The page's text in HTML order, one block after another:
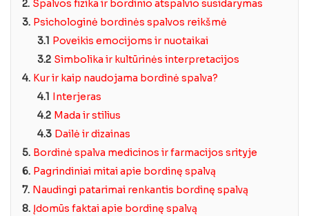
2. Spalvos fizika ir bordinio atspalvio susidarymas
3. Psichologinė bordinės spalvos reikšmė
3.1 Poveikis emocijoms ir nuotaikai
3.2 Simbolika ir kultūrinės interpretacijos
4. Kur ir kaip naudojama bordinė spalva?
4.1
Interjeras
4.2 Mada ir stilius
4.3 Dailė ir dizainas
5. Bordinė spalva medicinos ir farmacijos srityje
6. Pagrindiniai mitai apie bordinę spalvą
7. Naudingi patarimai renkantis bordinę spalvą
8. Įdomūs faktai apie bordinę spalvą